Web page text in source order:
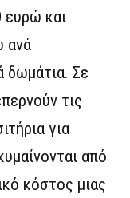
ευρώ και
ανά
δωμάτια. Σε
τις
για
από
κόστος μιας